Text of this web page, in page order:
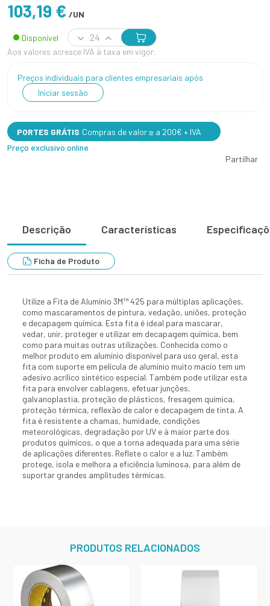
103,19 € /UN
Disponível
Aos valores acresce IVA à taxa em vigor.
Preços individuais para clientes empresariais após
Iniciar sessão
PORTES GRÁTIS Compras de valor ≥ a 200€ + IVA
Preço exclusivo online
Partilhar
Descrição Características
Ficha de Produto
Utilize a Fita de Alumínio 3M™ 425 para múltiplas aplicações,
como mascaramentos de pintura, vedação, uniões, proteção
e decapagem química. Esta fita é ideal para mascarar,
vedar, unir, proteger e utilizar em decapagem química, bem
como para muitas outras utilizações. Conhecida como o
melhor produto em alumínio disponível para uso geral, esta
fita com suporte em película de alumínio muito macio tem um
adesivo acrílico sintético especial. Também pode utilizar esta
fita para envolver cablagens, efetuar junções,
galvanoplastia, proteção de plásticos, fresagem química,
proteção térmica, reflexão de calor e decapagem de tinta. A
fita é resistente a chamas, humidade, condições
meteorológicas, degradação por UV e à maior parte dos
produtos químicos, o que a torna adequada para uma série
de aplicações diferentes. Reflete o calor e a luz. Também
protege, isola e melhora a eficiência luminosa, para além de
suportar grandes amplitudes térmicas.
PRODUTOS RELACIONADOS